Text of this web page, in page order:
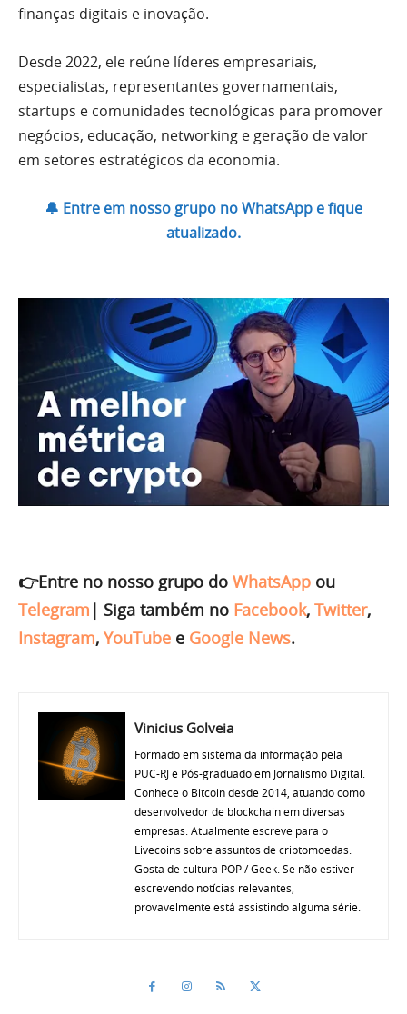
finanças digitais e inovação.
Desde 2022, ele reúne líderes empresariais,
especialistas, representantes governamentais,
startups e comunidades tecnológicas para promover
negócios, educação, networking e geração de valor
em setores estratégicos da economia.
🔔 Entre em nosso grupo no WhatsApp e fique
atualizado.
👉Entre no nosso grupo do WhatsApp ou
Telegram | Siga também no Facebook, Twitter,
Instagram, YouTube e Google News.
Vinicius Golveia
Formado em sistema da informação pela
PUC-RJ e Pós-graduado em Jornalismo Digital.
Conhece o Bitcoin desde 2014, atuando como
desenvolvedor de blockchain em diversas
empresas. Atualmente escreve para o
Livecoins sobre assuntos de criptomoedas.
Gosta de cultura POP / Geek. Se não estiver
escrevendo notícias relevantes,
provavelmente está assistindo alguma série.